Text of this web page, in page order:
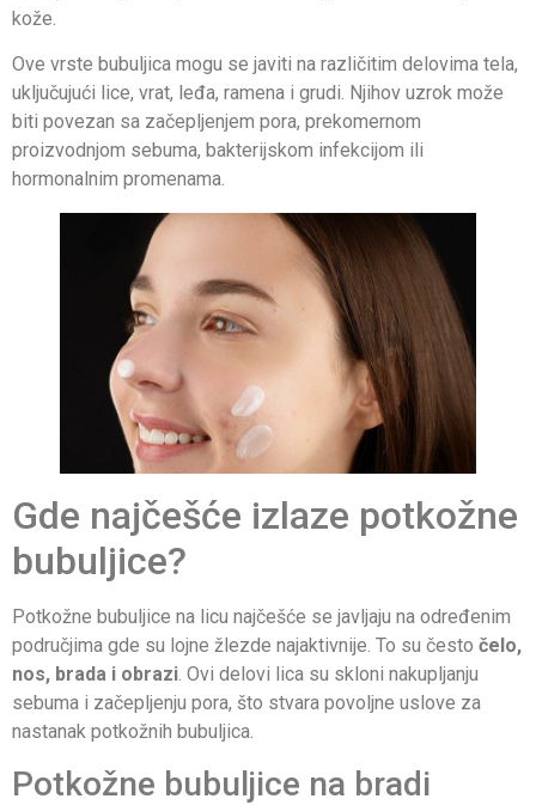
kože.
Ove vrste bubuljica mogu se javiti na različitim delovima tela,
uključujući lice, vrat, leđa, ramena i grudi. Njihov uzrok može
biti povezan sa začepljenjem pora, prekomernom
proizvodnjom sebuma, bakterijskom infekcijom ili
hormonalnim promenama.
Gde najčešće izlaze potkožne
bubuljice?
Potkožne bubuljice na licu najčešće se javljaju na određenim
područjima gde su lojne žlezde najaktivnije. To su često čelo,
nos, brada i obrazi. Ovi delovi lica su skloni nakupljanju
sebuma i začepljenju pora, što stvara povoljne uslove za
nastanak potkožnih bubuljica.
Potkožne bubuljice na bradi